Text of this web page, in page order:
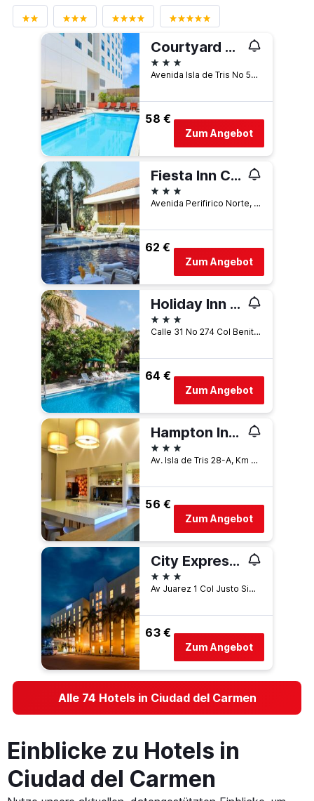
Courtyard by Marriott Ciudad del Carmen Campeche
3 Sterne
Avenida Isla de Tris No 57-B, Col Palmira, Ciudad del Carmen, Campeche, Mexiko
58 €
Zum Angebot
Fiesta Inn Ciudad del Carmen
3 Sterne
Avenida Perifirico Norte, Ciudad del Carmen, Campeche, Mexiko
62 €
Zum Angebot
Holiday Inn CD. Del Carmen By IHG
3 Sterne
Calle 31 No 274 Col Benito Juarez, Ciudad del Carmen, Campeche, Mexiko
64 €
Zum Angebot
Hampton Inn By Hilton Ciudad Del Carmen Campeche
3 Sterne
Av. Isla de Tris 28-A, Km 5, Esq. B, Ciudad del Carmen, Campeche, Mexiko
56 €
Zum Angebot
City Express by Marriott Ciudad del Carmen
3 Sterne
Av Juarez 1 Col Justo Sierra, Ciudad del Carmen, Campeche, Mexiko
63 €
Zum Angebot
Alle 74 Hotels in Ciudad del Carmen
Einblicke zu Hotels in
Ciudad del Carmen